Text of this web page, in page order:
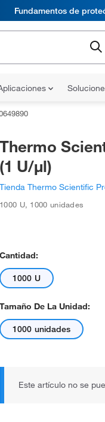
Fundamentos de
Thermo
(1 U/μl)
Tienda Thermo Scientific
1000 U, 1000 unidades
Cantidad:
1000 U
Tamaño De La Unidad:
1000 unidades
Este artículo no se